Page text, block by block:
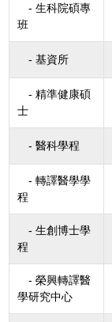
- 生科院碩專
班
- 基資所
- 精準健康碩
士
- 醫科學程
- 轉譯醫學學
程
- 生創博士學
程
- 榮興轉譯醫
學研究中心